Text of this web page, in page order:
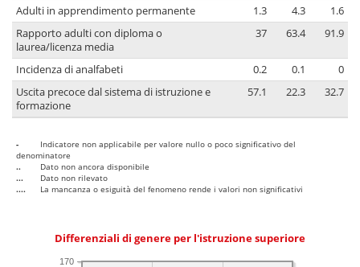
Adulti in apprendimento permanente 1.3 4.3
1.6
Rapporto adulti con diploma o
laurea/licenza media
37 63.4 91.9
Incidenza di analfabeti 0.2 0.1
0
Uscita precoce dal sistema di istruzione e
formazione
57.1 22.3 32.7
-
Indicatore non applicabile per valore nullo o poco significativo del
denominatore
..
Dato non ancora disponibile
...
Dato non rilevato
....
La mancanza o esiguità del fenomeno rende i valori non significativi
Differenziali di genere per l'istruzione superiore
170